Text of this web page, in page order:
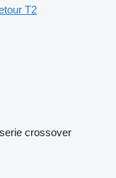
T2
crossover